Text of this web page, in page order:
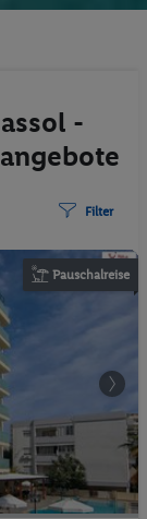
-
Filter
Pauschalreise